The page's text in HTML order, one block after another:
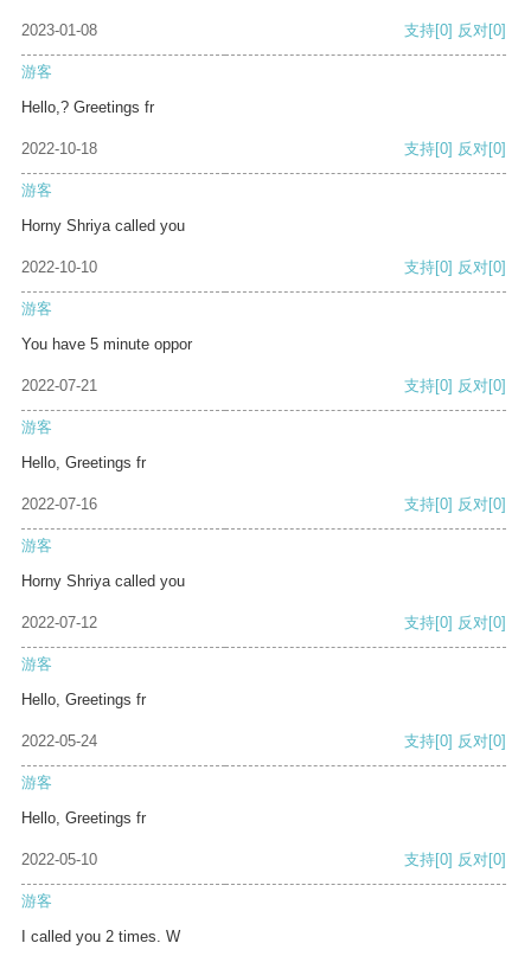
2023-01-08 支持[0] 反对[0]
游客
Hello,? Greetings fr
2022-10-18 支持[0] 反对[0]
游客
Horny Shriya called you
2022-10-10 支持[0] 反对[0]
游客
You have 5 minute oppor
2022-07-21 支持[0] 反对[0]
游客
Hello, Greetings fr
2022-07-16 支持[0] 反对[0]
游客
Horny Shriya called you
2022-07-12 支持[0] 反对[0]
游客
Hello, Greetings fr
2022-05-24 支持[0] 反对[0]
游客
Hello, Greetings fr
2022-05-10 支持[0] 反对[0]
游客
I called you 2 times. W